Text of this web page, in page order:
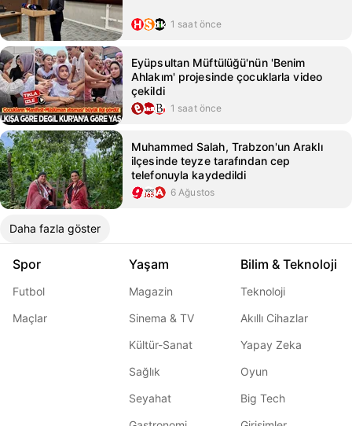
1 saat önce
Eyüpsultan Müftülüğü'nün 'Benim
Ahlakım' projesinde çocuklarla video
çekildi
1 saat önce
Muhammed Salah, Trabzon'un Araklı
ilçesinde teyze tarafından cep
telefonuyla kaydedildi
6 Ağustos
Daha fazla göster
Spor
Futbol
Maçlar
Yaşam
Magazin
Sinema & TV
Kültür-Sanat
Sağlık
Seyahat
Bilim & Teknoloji
Teknoloji
Akıllı Cihazlar
Yapay Zeka
Oyun
Big Tech